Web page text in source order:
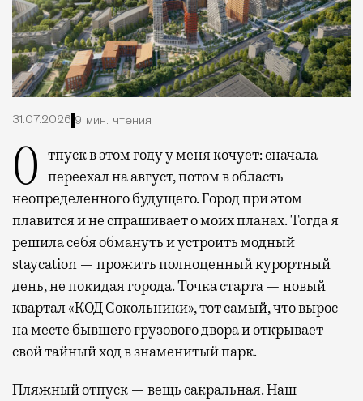
31.07.2026 9 мин. чтения
Отпуск в этом году у меня кочует: сначала переехал на август, потом в область
неопределенного будущего. Город при этом
плавится и не спрашивает о моих планах. Тогда я
решила себя обмануть и устроить модный
staycation — прожить полноценный курортный
день, не покидая города. Точка старта — новый
квартал«КОД Сокольники», тот самый, что вырос
на месте бывшего грузового двора и открывает
свой тайный ход в знаменитый парк.
Пляжный отпуск — вещь сакральная. Наш